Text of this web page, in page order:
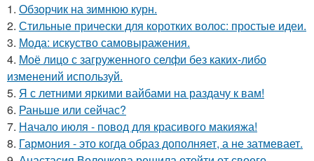
1. Обзорчик на зимнюю курн.
2. Стильные прически для коротких волос: простые идеи.
3. Мода: искуство самовыражения.
4. Моё лицо с загруженного селфи без каких-либо
изменений используй.
5. Я с летними яркими вайбами на раздачу к вам!
6. Раньше или сейчас?
7. Начало июля - повод для красивого макияжа!
8. Гармония - это когда образ дополняет, а не затмевает.